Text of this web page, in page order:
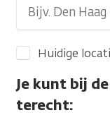
Huidige
Je kunt bij
terecht: